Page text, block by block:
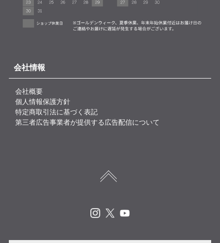
会社情報
会社概要
個人情報保護方針
特定商取引法に基づく表記
第三者広告事業者が提供する広告配信について